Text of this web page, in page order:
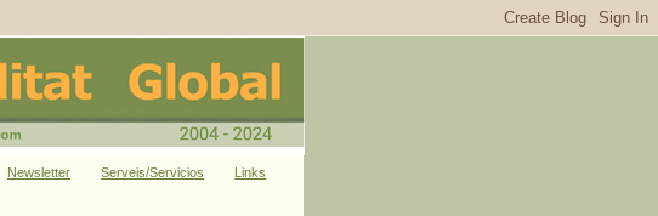
Newsletter Serveis/Servicios Links